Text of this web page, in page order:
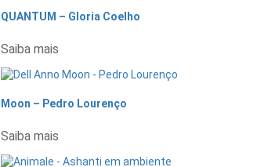
QUANTUM – Gloria Coelho
Saiba mais
Moon – Pedro Lourenço
Saiba mais